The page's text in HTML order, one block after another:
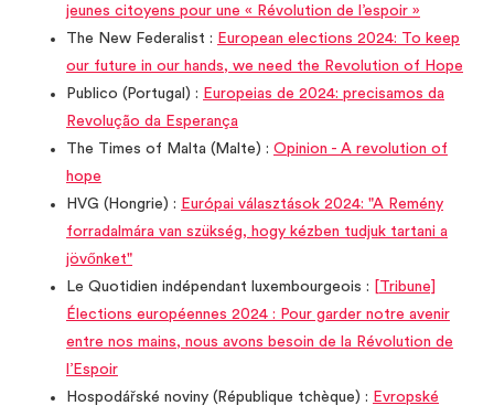
jeunes citoyens pour une « Révolution de l’espoir »
The New Federalist : European elections 2024: To keep
our future in our hands, we need the Revolution of Hope
Publico (Portugal) : Europeias de 2024: precisamos da
Revolução da Esperança
The Times of Malta (Malte) : Opinion - A revolution of
hope
HVG (Hongrie) : Európai választások 2024: "A Remény
forradalmára van szükség, hogy kézben tudjuk tartani a
jövőnket"
Le Quotidien indépendant luxembourgeois :
[Tribune]
Élections européennes 2024 : Pour garder notre avenir
entre nos mains, nous avons besoin de la Révolution de
l’Espoir
Hospodářské noviny (République tchèque) : Evropské